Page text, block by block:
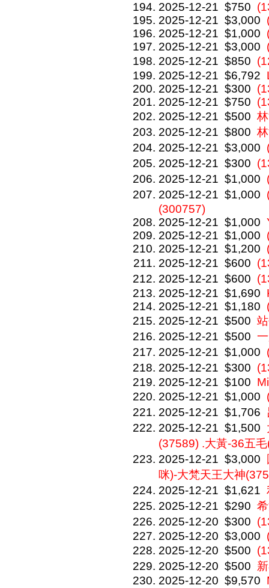
2025-12-21 $750
2025-12-21 $3,000
2025-12-21 $1,000
2025-12-21 $3,000
2025-12-21 $850
2025-12-21 $6,792
2025-12-21 $300
2025-12-21 $750
2025-12-21 $500
2025-12-21 $800
2025-12-21 $3,000
2025-12-21 $300
2025-12-21 $1,000
2025-12-21 $1,000
(300757)
2025-12-21 $1,000
2025-12-21 $1,000
2025-12-21 $1,200
2025-12-21 $600
2025-12-21 $600
2025-12-21 $1,690
2025-12-21 $1,180
2025-12-21 $500
2025-12-21 $500
2025-12-21 $1,000
2025-12-21 $300
2025-12-21 $100
2025-12-21 $1,000
2025-12-21 $1,706
2025-12-21 $1,500
(37589) .大黃-36五
2025-12-21 $3,000
咪)-大梵天王大神
2025-12-21 $1,621
2025-12-21 $290
2025-12-20 $300
2025-12-20 $3,000
2025-12-20 $500
2025-12-20 $500
2025-12-20 $9,570